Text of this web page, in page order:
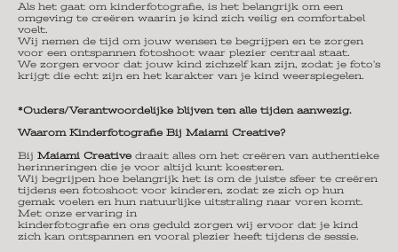
Als het gaat om kinderfotografie, is het belangrijk om een
omgeving te creëren waarin je kind zich veilig en comfortabel
voelt.
Wij nemen de tijd om jouw wensen te begrijpen en te zorgen
voor een ontspannen fotoshoot waar plezier centraal staat.
We zorgen ervoor dat jouw kind zichzelf kan zijn, zodat je foto’s
krijgt die echt zijn en het karakter van je kind weerspiegelen.
*Ouders/Verantwoordelijke blijven ten alle tijden aanwezig.
Waarom Kinderfotografie Bij Maiami Creative?
Bij Maiami Creative draait alles om het creëren van authentieke
herinneringen die je voor altijd kunt koesteren.
Wij begrijpen hoe belangrijk het is om de juiste sfeer te creëren
tijdens een fotoshoot voor kinderen, zodat ze zich op hun
gemak voelen en hun natuurlijke uitstraling naar voren komt.
Met onze ervaring in
kinderfotografie en ons geduld zorgen wij ervoor dat je kind
zich kan ontspannen en vooral plezier heeft tijdens de sessie.